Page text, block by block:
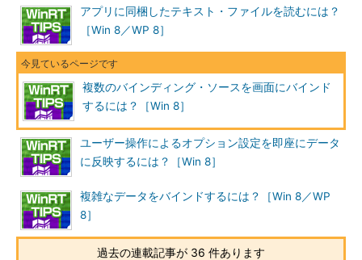
アプリに同梱したテキスト・ファイルを読むには？
［Win 8／WP 8］
複数のバインディング・ソースを画面にバインド
するには？［Win 8］
ユーザー操作によるオプション設定を即座にデータ
に反映するには？［Win 8］
複雑なデータをバインドするには？［Win 8／WP
8］
過去の連載記事が 36 件あります